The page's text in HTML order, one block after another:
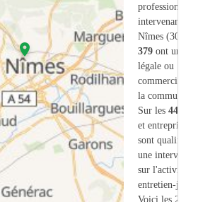
professionnels
intervenant sur
Nîmes (30) dont
379ont une
légale ou
commerciale dans
la commune.
Sur les 448
et entreprises
sont qualifiés
une intervention
sur l'activité
entretien-jardin.
Voici les 20